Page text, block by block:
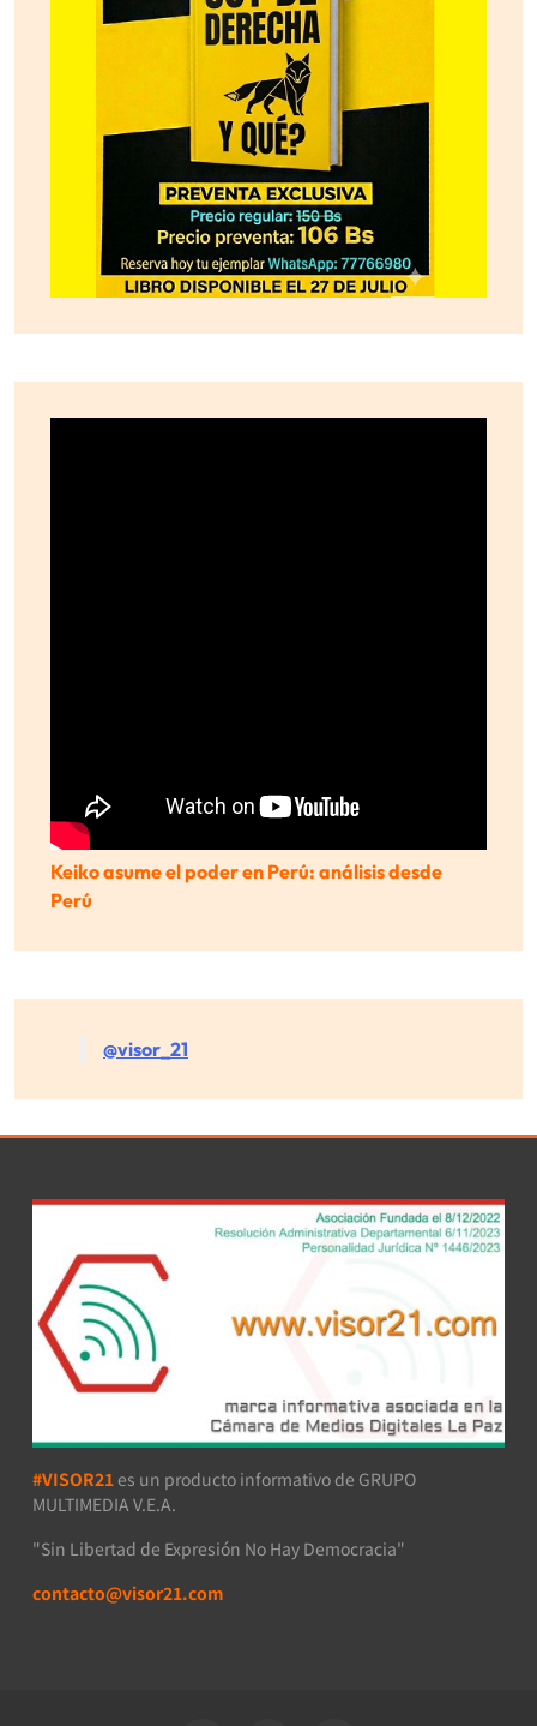
Keiko asume el poder en Perú: análisis desde
Perú
@visor_21
#VISOR21 es un producto informativo de GRUPO
MULTIMEDIA V.E.A.
"Sin Libertad de Expresión No Hay Democracia"
contacto@visor21.com